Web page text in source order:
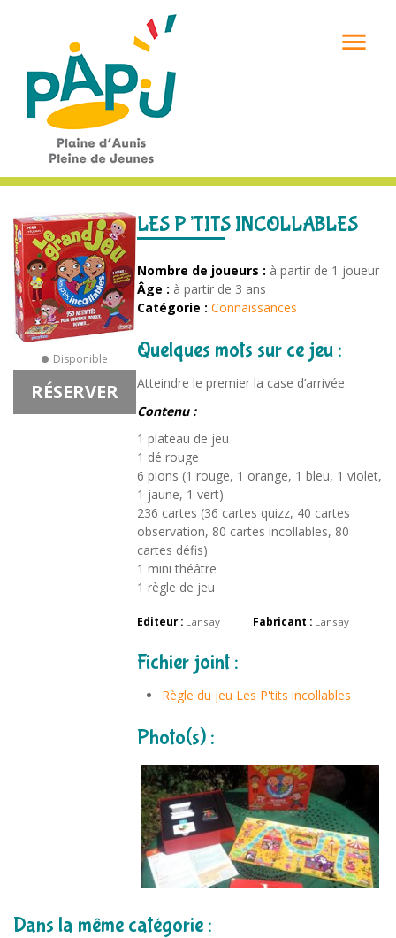

Disponible
RÉSERVER
LES P’TITS INCOLLABLES
Nombre de joueurs : à partir de 1 joueur
Âge : à partir de 3 ans
Catégorie : Connaissances
Quelques mots sur ce jeu :
Atteindre le premier la case d’arrivée.
Contenu :
1 plateau de jeu
1 dé rouge
6 pions (1 rouge, 1 orange, 1 bleu, 1 violet,
1 jaune, 1 vert)
236 cartes (36 cartes quizz, 40 cartes
observation, 80 cartes incollables, 80
cartes défis)
1 mini théâtre
1 règle de jeu
Editeur : Lansay Fabricant : Lansay
Fichier joint :
Règle du jeu Les P'tits incollables
Photo(s) :
Dans la même catégorie :